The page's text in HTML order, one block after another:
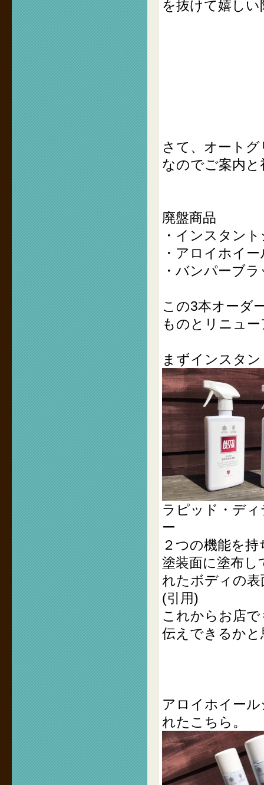
を抜けて嬉し
さて、オート
なのでご案内
廃盤商品
・インスタン
・アロイホイ
・バンパーブ
この3本オーダ
ものとリニュ
まずインスタ
ラピッド・デ
ー
２つの機能を
塗装面に塗布
れたボディの
(引用)
これからお店
伝えできるか
アロイホイー
れたこちら。